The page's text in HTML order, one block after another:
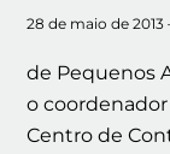
28 de maio de 2013
de Pequenos
o
Centro de